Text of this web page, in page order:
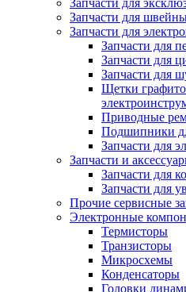
Запчасти для
Запчасти для
Запчасти для
Запчасти для
Запчасти для
Запчасти для
Щетки
Приводные
Подшипники
Запчасти для
Запчасти и
Запчасти для
Запчасти для
Прочие сервисные
Электронные
Термисторы
Транзисторы
Микросхемы
Конденсаторы
Головки